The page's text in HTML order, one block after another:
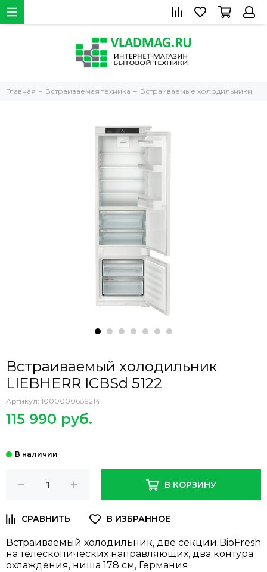
Главная Встраиваемая техника Встраиваемые холодильники
Встраиваемый холодильник
LIEBHERR ICBSd 5122
Артикул: 1000000689214
115 990 руб.
В КОРЗИНУ
Встраиваемый холодильник, две секции BioFresh
на телескопических направляющих, два контура
охлаждения, ниша 178 см, Германия